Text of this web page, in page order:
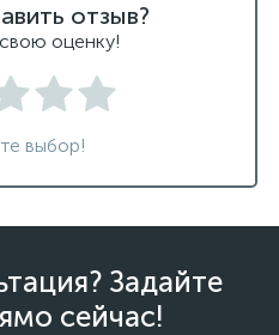
отзыв?
оценку!
выбор!
Задайте
сейчас!